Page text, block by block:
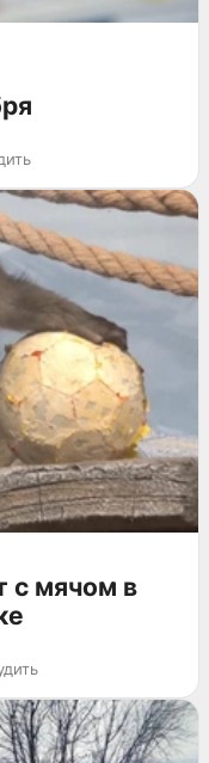
с мячом в